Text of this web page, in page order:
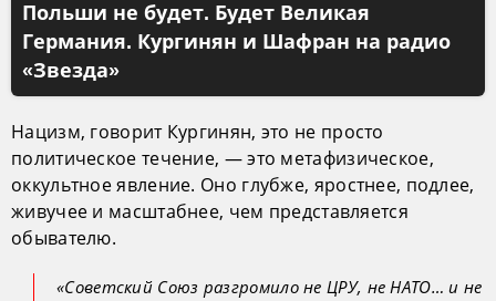
Польши не будет. Будет Великая
Германия. Кургинян и Шафран на радио
«Звезда»
Нацизм, говорит Кургинян, это не просто
политическое течение, — это метафизическое,
оккультное явление. Оно глубже, яростнее, подлее,
живучее и масштабнее, чем представляется
обывателю.
«Советский Союз разгромило не ЦРУ, не НАТО… и не